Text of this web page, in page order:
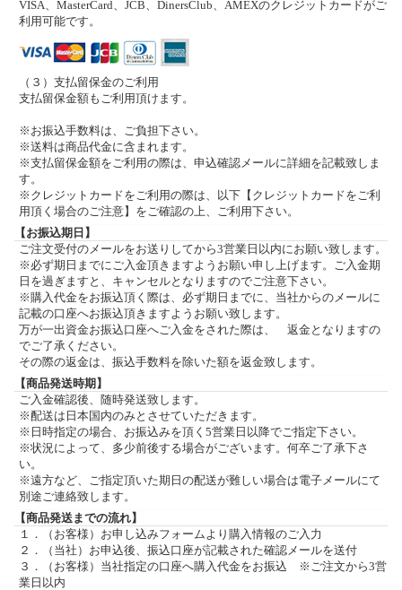
VISA、MasterCard、JCB、DinersClub、AMEXのクレジットカードがご
利用可能です。
（３）支払留保金のご利用
支払留保金額もご利用頂けます。
※お振込手数料は、ご負担下さい。
※送料は商品代金に含まれます。
※支払留保金額をご利用の際は、申込確認メールに詳細を記載致しま
す。
※クレジットカードをご利用の際は、以下【クレジットカードをご利
用頂く場合のご注意】をご確認の上、ご利用下さい。
【お振込期日】
ご注文受付のメールをお送りしてから3営業日以内にお願い致します。
※必ず期日までにご入金頂きますようお願い申し上げます。ご入金期
日を過ぎますと、キャンセルとなりますのでご注意下さい。
※購入代金をお振込頂く際は、必ず期日までに、当社からのメールに
記載の口座へお振込頂きますようお願い致します。
万が一出資金お振込口座へご入金をされた際は、 返金となりますの
でご了承ください。
その際の返金は、振込手数料を除いた額を返金致します。
【商品発送時期】
ご入金確認後、随時発送致します。
※配送は日本国内のみとさせていただきます。
※日時指定の場合、お振込みを頂く5営業日以降でご指定下さい。
※状況によって、多少前後する場合がございます。何卒ご了承下さ
い。
※遠方など、ご指定頂いた期日の配送が難しい場合は電子メールにて
別途ご連絡致します。
【商品発送までの流れ】
１．（お客様）お申し込みフォームより購入情報のご入力
２．（当社）お申込後、振込口座が記載された確認メールを送付
３．（お客様）当社指定の口座へ購入代金をお振込 ※ご注文から3営
業日以内